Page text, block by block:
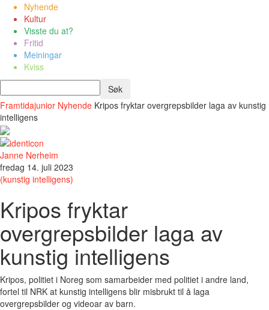
Nyhende
Kultur
Visste du at?
Fritid
Meiningar
Kviss
Framtidajunior Nyhende Kripos fryktar overgrepsbilder laga av kunstig
intelligens
Janne Nerheim
fredag 14. juli 2023
(kunstig intelligens)
Kripos fryktar
overgrepsbilder laga av
kunstig intelligens
Kripos, politiet i Noreg som samarbeider med politiet i andre land,
fortel til NRK at kunstig intelligens blir misbrukt til å laga
overgrepsbilder og videoar av barn.